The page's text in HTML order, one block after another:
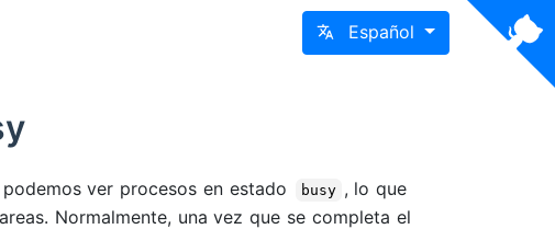
Español
podemos ver procesos en estado busy , lo que
Normalmente, una vez que se completa el